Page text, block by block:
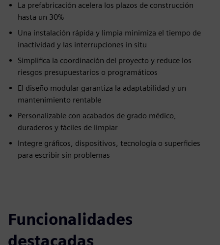
La prefabricación acelera los plazos de construcción
hasta un 30%
Una instalación rápida y limpia minimiza el tiempo de
inactividad y las interrupciones in situ
Simplifica la coordinación del proyecto y reduce los
riesgos presupuestarios o programáticos
El diseño modular garantiza la adaptabilidad y un
mantenimiento rentable
Personalizable con acabados de grado médico,
duraderos y fáciles de limpiar
Integre gráficos, dispositivos, tecnología o superficies
para escribir sin problemas
Funcionalidades
destacadas